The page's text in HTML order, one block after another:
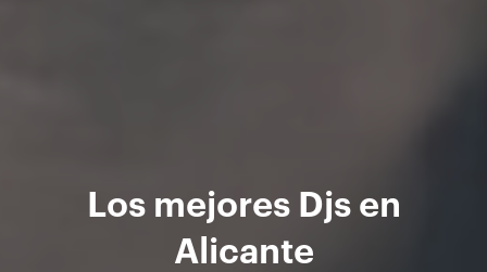
Los mejores Djs en
Alicante